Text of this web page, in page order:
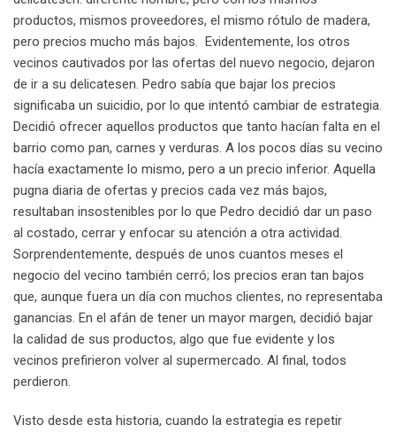
productos, mismos proveedores, el mismo rótulo de madera,
pero precios mucho más bajos. Evidentemente, los otros
vecinos cautivados por las ofertas del nuevo negocio, dejaron
de ir a su delicatesen. Pedro sabía que bajar los precios
significaba un suicidio, por lo que intentó cambiar de estrategia.
Decidió ofrecer aquellos productos que tanto hacían falta en el
barrio como pan, carnes y verduras. A los pocos días su vecino
hacía exactamente lo mismo, pero a un precio inferior. Aquella
pugna diaria de ofertas y precios cada vez más bajos,
resultaban insostenibles por lo que Pedro decidió dar un paso
al costado, cerrar y enfocar su atención a otra actividad.
Sorprendentemente, después de unos cuantos meses el
negocio del vecino también cerró; los precios eran tan bajos
que, aunque fuera un día con muchos clientes, no representaba
ganancias. En el afán de tener un mayor margen, decidió bajar
la calidad de sus productos, algo que fue evidente y los
vecinos prefirieron volver al supermercado. Al final, todos
perdieron.
Visto desde esta historia, cuando la estrategia es repetir